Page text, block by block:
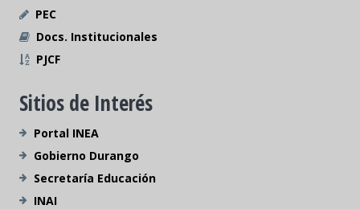
PEC
Docs. Institucionales
PJCF
Sitios de Interés
Portal INEA
Gobierno Durango
Secretaría Educación
INAI